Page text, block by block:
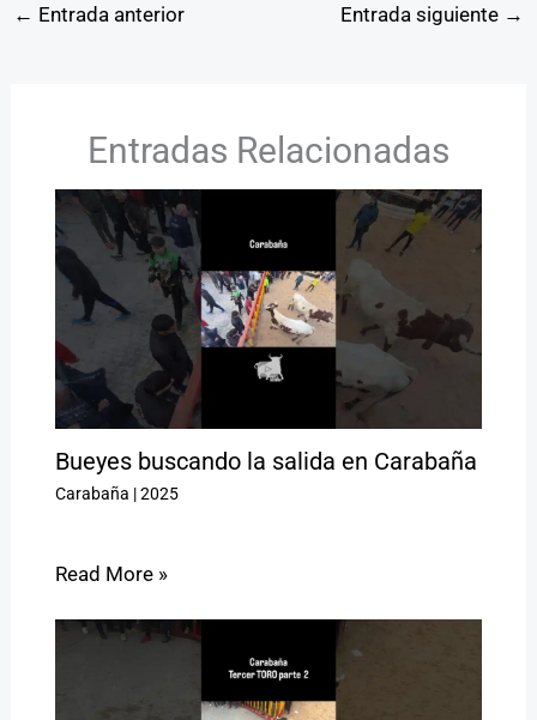
← Entrada anterior Entrada siguiente →
Entradas Relacionadas
Bueyes buscando la salida en Carabaña
Carabaña |2025
Read More »